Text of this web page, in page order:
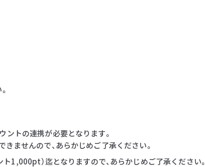
ントの連携が必要となります。
ませんので、あらかじめご了承ください。
1,000pt）迄となりますので、あらかじめご了承ください。